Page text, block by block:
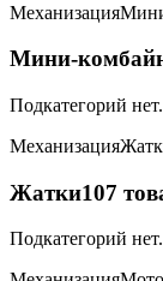
Механизация
Мини-
Подкатегорий нет.
Механизация
Жатки107
Подкатегорий нет.